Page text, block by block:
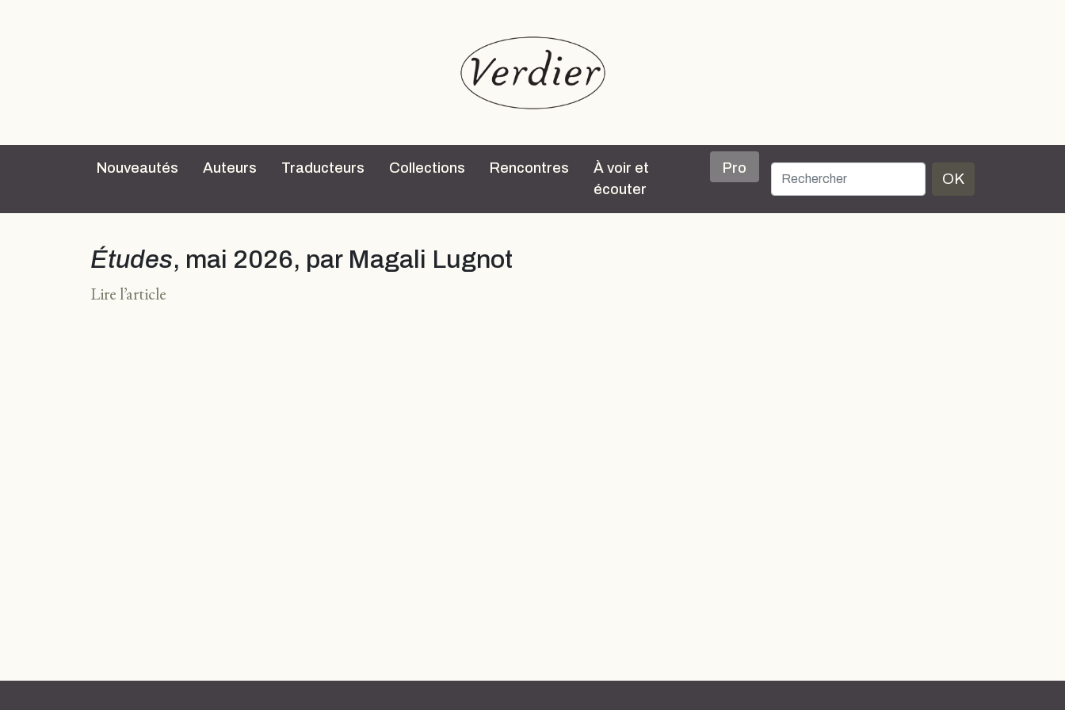
Nouveautés Auteurs Traducteurs Collections Rencontres
À voir et
écouter
Pro
OK
Études, mai 2026, par Magali Lugnot
Lire l’article